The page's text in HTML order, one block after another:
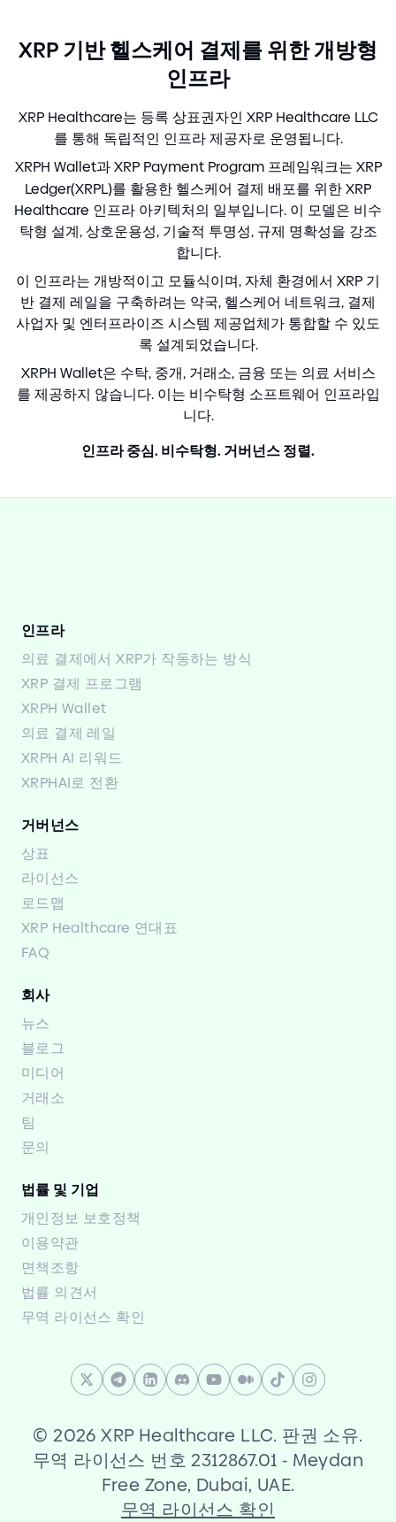
XRP 기반 헬스케어 결제를 위한 개방형
인프라
XRP Healthcare는 등록 상표권자인 XRP Healthcare LLC
를 통해 독립적인 인프라 제공자로 운영됩니다.
XRPH Wallet과 XRP Payment Program 프레임워크는 XRP
Ledger(XRPL)를 활용한 헬스케어 결제 배포를 위한 XRP
Healthcare 인프라 아키텍처의 일부입니다. 이 모델은 비수
탁형 설계, 상호운용성, 기술적 투명성, 규제 명확성을 강조
합니다.
이 인프라는 개방적이고 모듈식이며, 자체 환경에서 XRP 기
반 결제 레일을 구축하려는 약국, 헬스케어 네트워크, 결제
사업자 및 엔터프라이즈 시스템 제공업체가 통합할 수 있도
록 설계되었습니다.
XRPH Wallet은 수탁, 중개, 거래소, 금융 또는 의료 서비스
를 제공하지 않습니다. 이는 비수탁형 소프트웨어 인프라입
니다.
인프라 중심. 비수탁형. 거버넌스 정렬.
인프라
의료 결제에서 XRP가 작동하는 방식
XRP 결제 프로그램
XRPH Wallet
의료 결제 레일
XRPH AI 리워드
XRPHAI로 전환
거버넌스
상표
라이선스
로드맵
XRP Healthcare 연대표
FAQ
회사
뉴스
블로그
미디어
거래소
팀
문의
법률 및 기업
개인정보 보호정책
이용약관
면책조항
법률 의견서
무역 라이선스 확인
© 2026 XRP Healthcare LLC. 판권 소유.
무역 라이선스 번호 2312867.01 - Meydan
Free Zone, Dubai, UAE.
무역 라이선스 확인